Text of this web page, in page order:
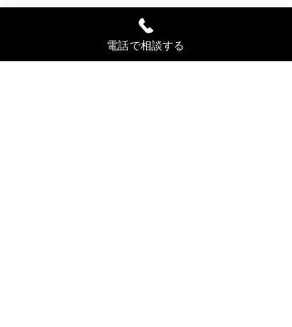
コロナにより、リモートワークが増えたり、外
出を控えるようになったり、時代が大きく変化
しているということは、お客様の思考も変わっ
電話で相談する